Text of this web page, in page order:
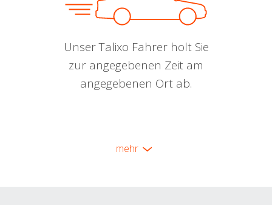
Unser Talixo Fahrer holt Sie
zur angegebenen Zeit am
angegebenen Ort ab.
mehr